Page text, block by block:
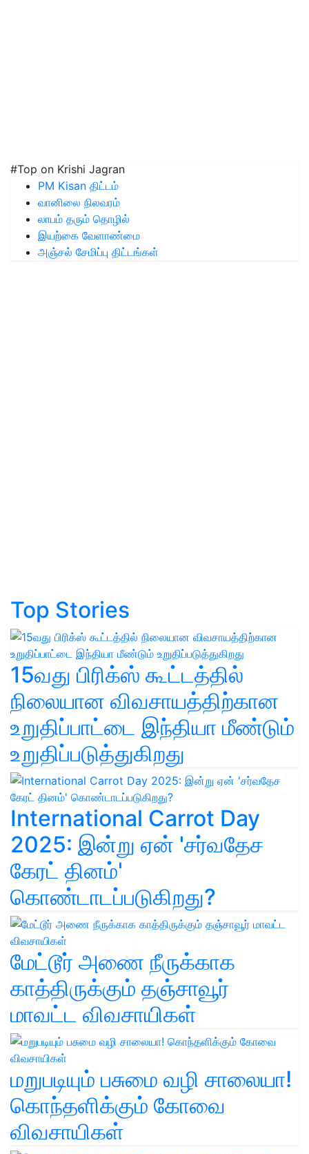
#Top on Krishi Jagran
PM Kisan திட்டம்
வானிலை நிலவரம்
லாபம் தரும் தொழில்
இயற்கை வேளாண்மை
அஞ்சல் சேமிப்பு திட்டங்கள்
Top Stories
15வது பிரிக்ஸ் கூட்டத்தில்
நிலையான விவசாயத்திற்கான
உறுதிப்பாட்டை இந்தியா மீண்டும்
உறுதிப்படுத்துகிறது
International Carrot Day
2025: இன்று ஏன் 'சர்வதேச
கேரட் தினம்'
கொண்டாடப்படுகிறது?
மேட்டூர் அணை நீருக்காக
காத்திருக்கும் தஞ்சாவூர்
மாவட்ட விவசாயிகள்
மறுபடியும் பசுமை வழி சாலையா!
கொந்தளிக்கும் கோவை
விவசாயிகள்